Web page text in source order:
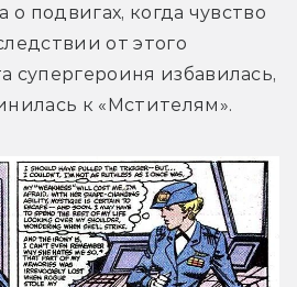
о подвигах, когда чувство
от этого
супергероиня избавилась,
к «Мстителям».